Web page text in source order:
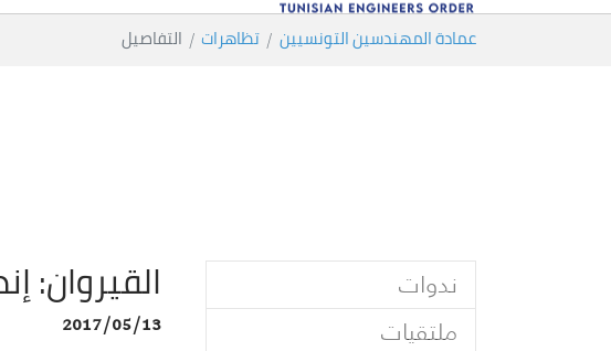
Skip to main content
You are here:
عمادة المهندسين التونسيين تظاهرات التفاصيل
ندوات
ملتقيات
القيروان:
2017/05/13